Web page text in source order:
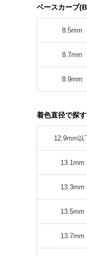
ベースカーブ
8.5mm
8.7mm
8.9mm
着色直径で探す
12.9mm以
13.1mm
13.3mm
13.5mm
13.7mm